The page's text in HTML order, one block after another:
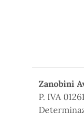
Zanobini
P. IVA